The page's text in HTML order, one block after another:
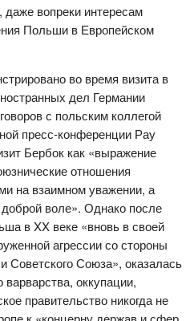
вопреки интересам
Польши в Европейском
во время визита в
дел Германии
с польским коллегой
пресс-конференции Рау
Бербок как «выражение
отношения
на взаимном уважении, а
воле». Однако после
в XX веке «вновь в своей
агрессии со стороны
Советского Союза», оказалась
оккупации,
правительство никогда не